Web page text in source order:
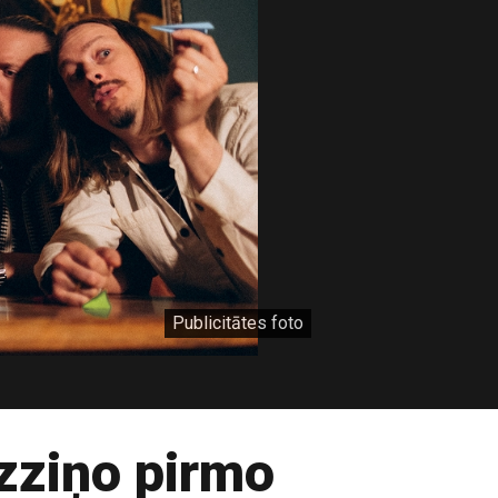
Publicitātes foto
pirmo